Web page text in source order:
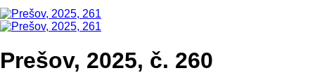
Prešov, 2025, č. 260